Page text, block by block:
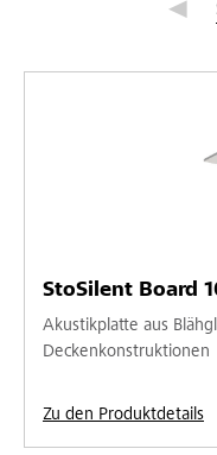
StoSilent Board
Akustikplatte aus
Deckenkonstruktionen
Zu den Produktdetails